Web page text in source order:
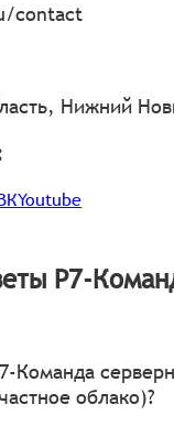
contact
Нижний
Youtube
Р7-
Команда
облако)?